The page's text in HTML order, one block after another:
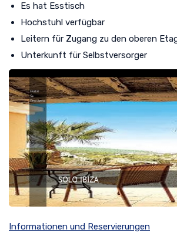
Es hat Esstisch
Hochstuhl verfügbar
Leitern für Zugang zu den oberen
Unterkunft für Selbstversorger
Informationen und Reservierungen